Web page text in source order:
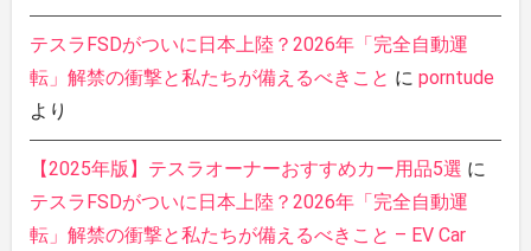
テスラFSDがついに日本上陸？2026年「完全自動運
転」解禁の衝撃と私たちが備えるべきこと に porntude
より
【2025年版】テスラオーナーおすすめカー用品5選 に
テスラFSDがついに日本上陸？2026年「完全自動運
転」解禁の衝撃と私たちが備えるべきこと – EV Car